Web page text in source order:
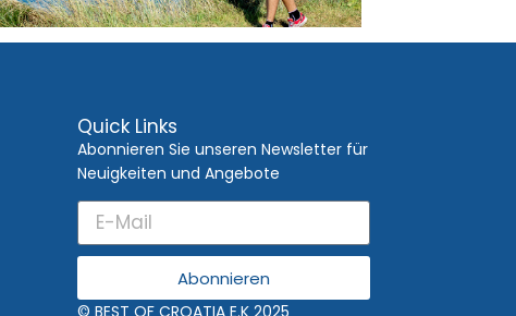
Quick Links
Abonnieren Sie unseren Newsletter für
Neuigkeiten und Angebote
Abonnieren